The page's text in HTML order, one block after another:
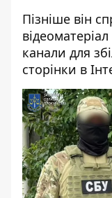
Пізніше він
канали для
сторінки в